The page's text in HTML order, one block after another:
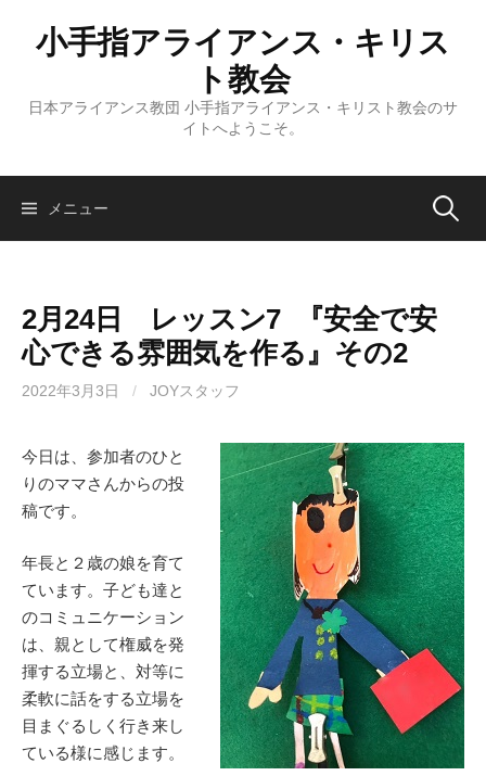
ス
小手指アライアンス・キリス
ト教会
日本アライアンス教団 小手指アライアンス・キリスト教会のサ
イトへようこそ。
メニュー 検
2月24日 レッスン7 『安全で安
心できる雰囲気を作る』その2
2022年3月3日 / JOYスタッフ
今日は、参加者のひと
りのママさんからの投
稿です。
年長と２歳の娘を育て
ています。子ども達と
のコミュニケーション
は、親として権威を発
揮する立場と、対等に
柔軟に話をする立場を
目まぐるしく行き来し
ている様に感じます。